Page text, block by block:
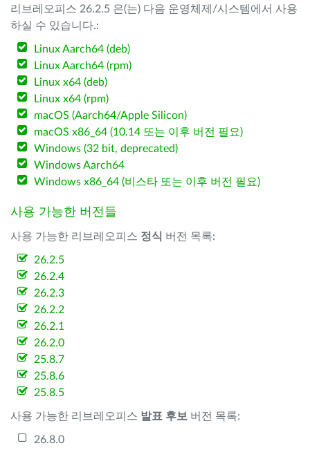
리브레오피스 26.2.5 은(는) 다음 운영체제/시스템에서 사용
하실 수 있습니다.:
Linux Aarch64 (deb)
Linux Aarch64 (rpm)
Linux x64 (deb)
Linux x64 (rpm)
macOS (Aarch64/Apple Silicon)
macOS x86_64 (10.14 또는 이후 버전 필요)
Windows (32 bit, deprecated)
Windows Aarch64
Windows x86_64 (비스타 또는 이후 버전 필요)
사용 가능한 버전들
사용 가능한 리브레오피스 정식 버전 목록:
26.2.5
26.2.4
26.2.3
26.2.2
26.2.1
26.2.0
25.8.7
25.8.6
25.8.5
사용 가능한 리브레오피스 발표 후보 버전 목록:
26.8.0